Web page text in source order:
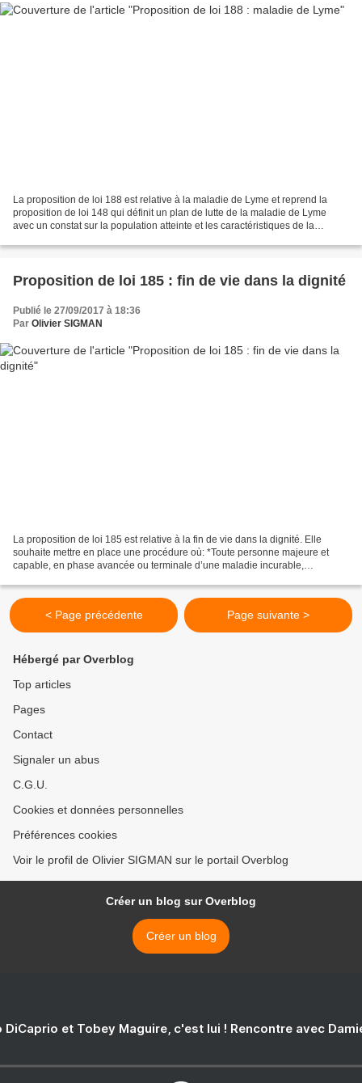
La proposition de loi 188 est relative à la maladie de Lyme et reprend la
proposition de loi 148 qui définit un plan de lutte de la maladie de Lyme
avec un constat sur la population atteinte et les caractéristiques de la
Proposition de loi 185 : fin de vie dans la dignité
Publié le 27/09/2017 à 18:36
Par Olivier SIGMAN
La proposition de loi 185 est relative à la fin de vie dans la dignité. Elle
souhaite mettre en place une procédure où: *Toute personne majeure et
capable, en phase avancée ou terminale d’une maladie incurable,
< Page précédente Page suivante >
Hébergé par Overblog
Top articles
Pages
Contact
Signaler un abus
C.G.U.
Cookies et données personnelles
Préférences cookies
Voir le profil de Olivier SIGMAN sur le portail Overblog
Créer un blog sur Overblog
Créer un blog
DiCaprio et Tobey Maguire, c'est lui ! Rencontre avec